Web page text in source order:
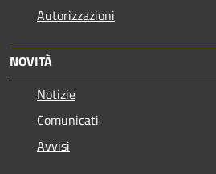
Autorizzazioni
NOVITÀ
Notizie
Comunicati
Avvisi